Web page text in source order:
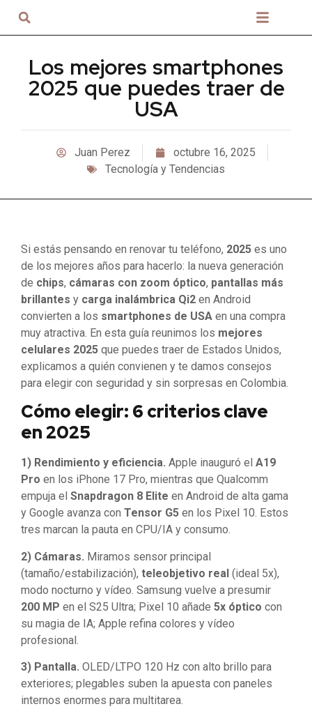
Los mejores smartphones
2025 que puedes traer de
USA
Juan Perez
octubre 16, 2025
Tecnología y Tendencias
Si estás pensando en renovar tu teléfono, 2025 es uno
de los mejores años para hacerlo: la nueva generación
de chips, cámaras con zoom óptico, pantallas más
brillantes y carga inalámbrica Qi2 en Android
convierten a los smartphones de USA en una compra
muy atractiva. En esta guía reunimos los mejores
celulares 2025 que puedes traer de Estados Unidos,
explicamos a quién convienen y te damos consejos
para elegir con seguridad y sin sorpresas en Colombia.
Cómo elegir: 6 criterios clave
en 2025
1) Rendimiento y eficiencia. Apple inauguró el A19
Pro en los iPhone 17 Pro, mientras que Qualcomm
empuja el Snapdragon 8 Elite en Android de alta gama
y Google avanza con Tensor G5 en los Pixel 10. Estos
tres marcan la pauta en CPU/IA y consumo.
2) Cámaras. Miramos sensor principal
(tamaño/estabilización), teleobjetivo real (ideal 5x),
modo nocturno y vídeo. Samsung vuelve a presumir
200 MP en el S25 Ultra; Pixel 10 añade 5x óptico con
su magia de IA; Apple refina colores y vídeo
profesional.
3) Pantalla. OLED/LTPO 120 Hz con alto brillo para
exteriores; plegables suben la apuesta con paneles
internos enormes para multitarea.